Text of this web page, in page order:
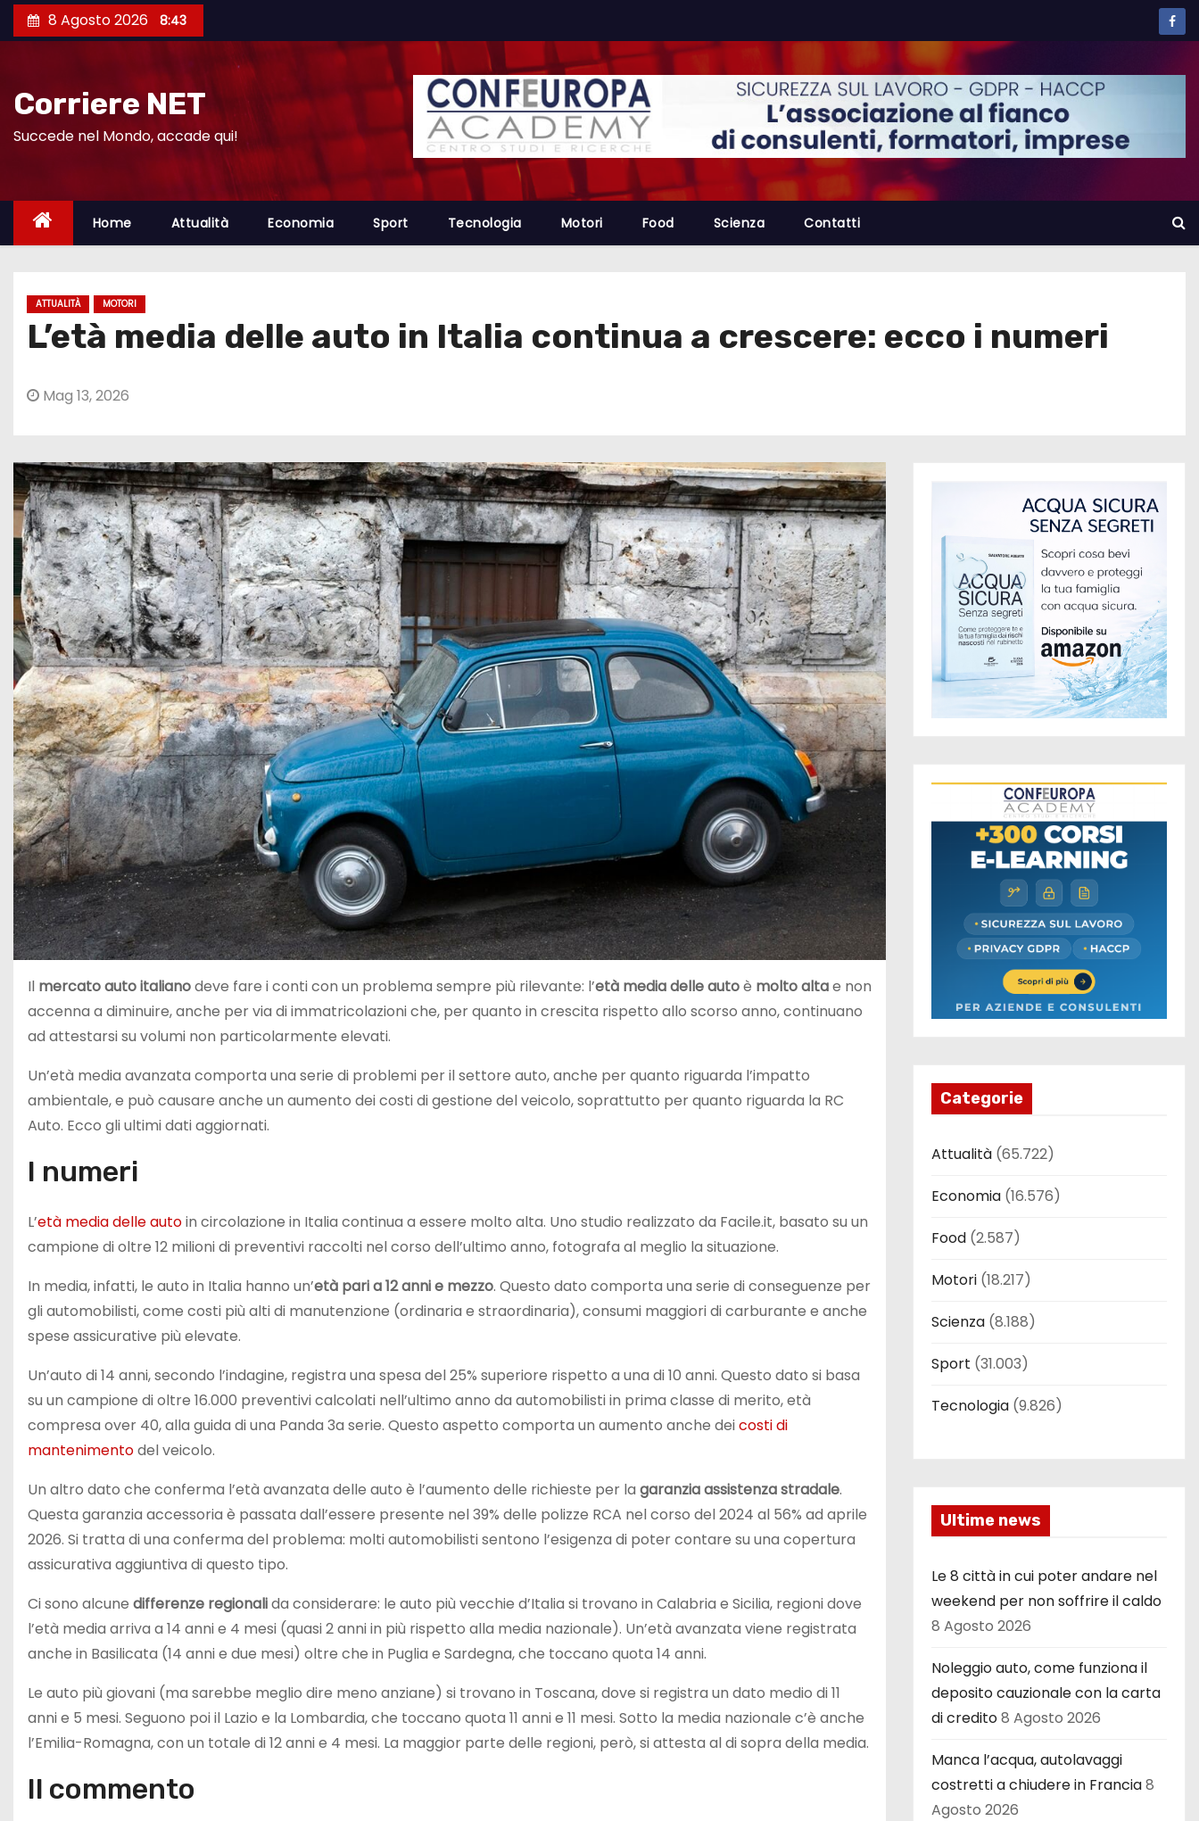
a
8 Agosto 2026 8:43
Corriere NET
Succede nel Mondo, accade qui!
Home Attualità Economia Sport Tecnologia Motori Food Scienza Contatti
ATTUALITÀ MOTORI
L’età media delle auto in Italia continua a crescere: ecco i numeri
Mag 13, 2026
Il mercato auto italianodeve fare i conti con un problema sempre più rilevante: l’età media delle autoè molto altae non
accenna a diminuire, anche per via di immatricolazioni che, per quanto in crescita rispetto allo scorso anno, continuano
ad attestarsi su volumi non particolarmente elevati.
Un’età media avanzata comporta una serie di problemi per il settore auto, anche per quanto riguarda l’impatto
ambientale, e può causare anche un aumento dei costi di gestione del veicolo, soprattutto per quanto riguarda la RC
Auto. Ecco gli ultimi dati aggiornati.
I numeri
L’età media delle autoin circolazione in Italia continua a essere molto alta. Uno studio realizzato da Facile.it, basato su un
campione di oltre 12 milioni di preventivi raccolti nel corso dell’ultimo anno, fotografa al meglio la situazione.
In media, infatti, le auto in Italia hanno un’età pari a 12 anni e mezzo. Questo dato comporta una serie di conseguenze per
gli automobilisti, come costi più alti di manutenzione (ordinaria e straordinaria), consumi maggiori di carburante e anche
spese assicurative più elevate.
Un’auto di 14 anni, secondo l’indagine, registra una spesa del 25% superiore rispetto a una di 10 anni. Questo dato si basa
su un campione di oltre 16.000 preventivi calcolati nell’ultimo anno da automobilisti in prima classe di merito, età
compresa over 40, alla guida di una Panda 3a serie. Questo aspetto comporta un aumento anche deicosti di
mantenimentodel veicolo.
Un altro dato che conferma l’età avanzata delle auto è l’aumento delle richieste per la garanzia assistenza stradale.
Questa garanzia accessoria è passata dall’essere presente nel 39% delle polizze RCA nel corso del 2024 al 56% ad aprile
2026. Si tratta di una conferma del problema: molti automobilisti sentono l’esigenza di poter contare su una copertura
assicurativa aggiuntiva di questo tipo.
Ci sono alcune differenze regionalida considerare: le auto più vecchie d’Italia si trovano in Calabria e Sicilia, regioni dove
l’età media arriva a 14 anni e 4 mesi (quasi 2 anni in più rispetto alla media nazionale). Un’età avanzata viene registrata
anche in Basilicata (14 anni e due mesi) oltre che in Puglia e Sardegna, che toccano quota 14 anni.
Le auto più giovani (ma sarebbe meglio dire meno anziane) si trovano in Toscana, dove si registra un dato medio di 11
anni e 5 mesi. Seguono poi il Lazio e la Lombardia, che toccano quota 11 anni e 11 mesi. Sotto la media nazionale c’è anche
l’Emilia-Romagna, con un totale di 12 anni e 4 mesi. La maggior parte delle regioni, però, si attesta al di sopra della media.
Il commento
Categorie
Attualità (65.722)
Economia (16.576)
Food (2.587)
Motori (18.217)
Scienza (8.188)
Sport (31.003)
Tecnologia (9.826)
Ultime news
Le 8 città in cui poter andare nel
weekend per non soffrire il caldo
8 Agosto 2026
Noleggio auto, come funziona il
deposito cauzionale con la carta
di credito8 Agosto 2026
Manca l’acqua, autolavaggi
costretti a chiudere in Francia8
Agosto 2026